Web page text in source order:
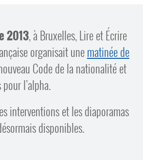
Ressources pédagogiques
Bienvenue en Belgique
Espace presse
2013, à Bruxelles, Lire et Écrire
organisait unematinée de
Code de la nationalité et
l’alpha.
interventions et les diaporamas
disponibles.